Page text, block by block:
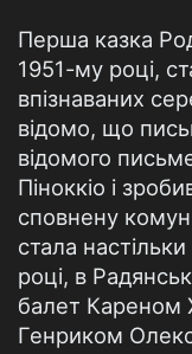
Перша казка
1951-му році,
впізнаваних
відомо, що
відомого
Піноккіо і
сповнену
стала
році, в
балет Кареном
Генриком